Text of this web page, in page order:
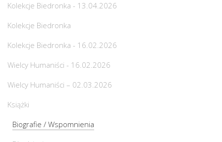
Kolekcje Biedronka - 13.04.2026
Kolekcje Biedronka
Kolekcje Biedronka - 16.02.2026
Wielcy Humaniści - 16.02.2026
Wielcy Humaniści – 02.03.2026
Książki
Biografie / Wspomnienia